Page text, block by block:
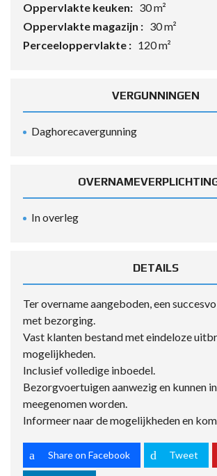
Oppervlakte keuken: 30 m²
Oppervlakte magazijn : 30 m²
Perceeloppervlakte : 120 m²
VERGUNNINGEN
Daghorecavergunning
In overleg
DETAILS
Ter overname aangeboden, een
met bezorging.
Vast klanten bestand met eindeloze
mogelijkheden.
Inclusief volledige inboedel.
Bezorgvoertuigen aanwezig en kunnen
meegenomen worden.
Informeer naar de mogelijkheden en
Share on Facebook Tweet